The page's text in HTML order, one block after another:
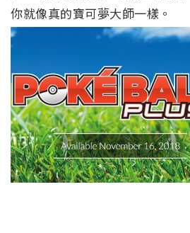
你就像真的寶可夢大師一樣。